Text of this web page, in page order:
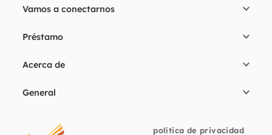
Vamos a conectarnos
Préstamo
Acerca de
General
política de privacidad